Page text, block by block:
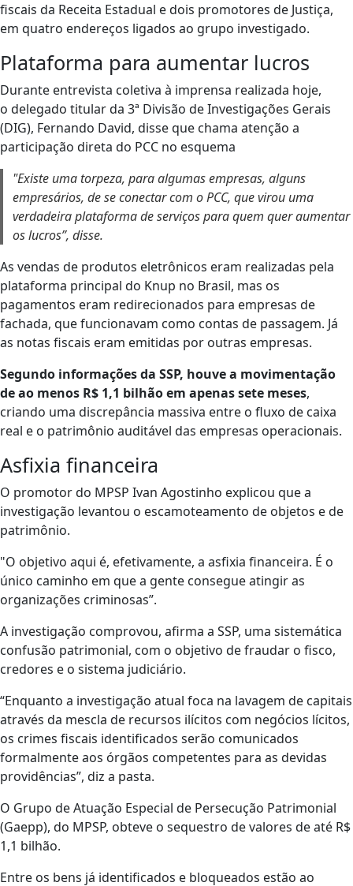
fiscais da Receita Estadual e dois promotores de Justiça,
em quatro endereços ligados ao grupo investigado.
Plataforma para aumentar lucros
Durante entrevista coletiva à imprensa realizada hoje,
o delegado titular da 3ª Divisão de Investigações Gerais
(DIG), Fernando David, disse que chama atenção a
participação direta do PCC no esquema
"Existe uma torpeza, para algumas empresas, alguns
empresários, de se conectar com o PCC, que virou uma
verdadeira plataforma de serviços para quem quer aumentar
os lucros”, disse.
As vendas de produtos eletrônicos eram realizadas pela
plataforma principal do Knup no Brasil, mas os
pagamentos eram redirecionados para empresas de
fachada, que funcionavam como contas de passagem. Já
as notas fiscais eram emitidas por outras empresas.
Segundo informações da SSP, houve a movimentação
de ao menos R$ 1,1 bilhão em apenas sete meses,
criando uma discrepância massiva entre o fluxo de caixa
real e o patrimônio auditável das empresas operacionais.
Asfixia financeira
O promotor do MPSP Ivan Agostinho explicou que a
investigação levantou o escamoteamento de objetos e de
patrimônio.
"O objetivo aqui é, efetivamente, a asfixia financeira. É o
único caminho em que a gente consegue atingir as
organizações criminosas”.
A investigação comprovou, afirma a SSP, uma sistemática
confusão patrimonial, com o objetivo de fraudar o fisco,
credores e o sistema judiciário.
“Enquanto a investigação atual foca na lavagem de capitais
através da mescla de recursos ilícitos com negócios lícitos,
os crimes fiscais identificados serão comunicados
formalmente aos órgãos competentes para as devidas
providências”, diz a pasta.
O Grupo de Atuação Especial de Persecução Patrimonial
(Gaepp), do MPSP, obteve o sequestro de valores de até R$
1,1 bilhão.
Entre os bens já identificados e bloqueados estão ao